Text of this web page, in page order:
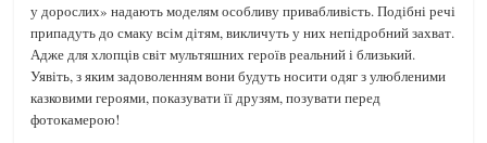
у дорослих» надають моделям особливу привабливість. Подібні речі
припадуть до смаку всім дітям, викличуть у них непідробний захват.
Адже для хлопців світ мультяшних героїв реальний і близький.
Уявіть, з яким задоволенням вони будуть носити одяг з улюбленими
казковими героями, показувати її друзям, позувати перед
фотокамерою!